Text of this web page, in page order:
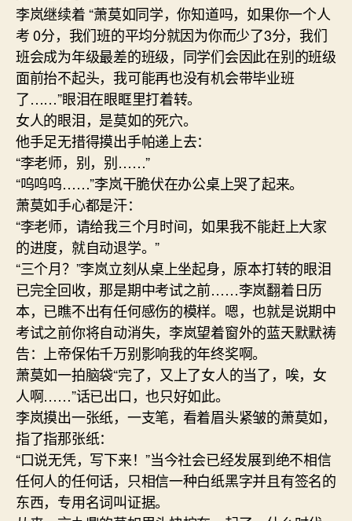
李岚继续着 “萧莫如同学，你知道吗，如果你一个人
考 0分，我们班的平均分就因为你而少了3分，我们
班会成为年级最差的班级，同学们会因此在别的班级
面前抬不起头，我可能再也没有机会带毕业班
了……”眼泪在眼眶里打着转。
女人的眼泪，是莫如的死穴。
他手足无措得摸出手帕递上去：
“李老师，别，别……”
“呜呜呜……”李岚干脆伏在办公桌上哭了起来。
萧莫如手心都是汗：
“李老师，请给我三个月时间，如果我不能赶上大家
的进度，就自动退学。”
“三个月？”李岚立刻从桌上坐起身，原本打转的眼泪
已完全回收，那是期中考试之前……李岚翻着日历
本，已瞧不出有任何感伤的模样。嗯，也就是说期中
考试之前你将自动消失，李岚望着窗外的蓝天默默祷
告：上帝保佑千万别影响我的年终奖啊。
萧莫如一拍脑袋“完了，又上了女人的当了，唉，女
人啊……”话已出口，也只好如此。
李岚摸出一张纸，一支笔，看着眉头紧皱的萧莫如，
指了指那张纸：
“口说无凭，写下来！”当今社会已经发展到绝不相信
任何人的任何话，只相信一种白纸黑字并且有签名的
东西，专用名词叫证据。